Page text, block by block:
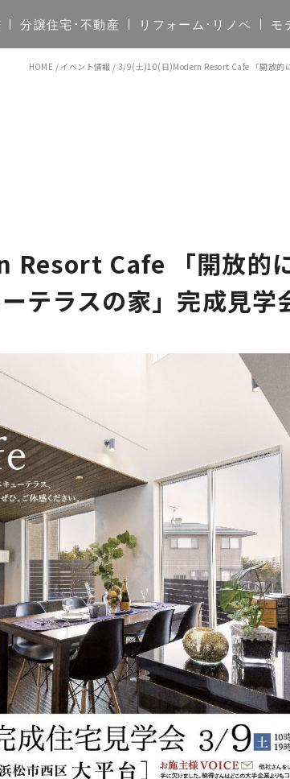
分譲住宅･不動産 リフォーム･リノベ モ
HOME / イベント情報 / 3/9(土)10(日)Modern Resort Cafe 「開放的
Cafe 「開放的
テラスの家」完成見学